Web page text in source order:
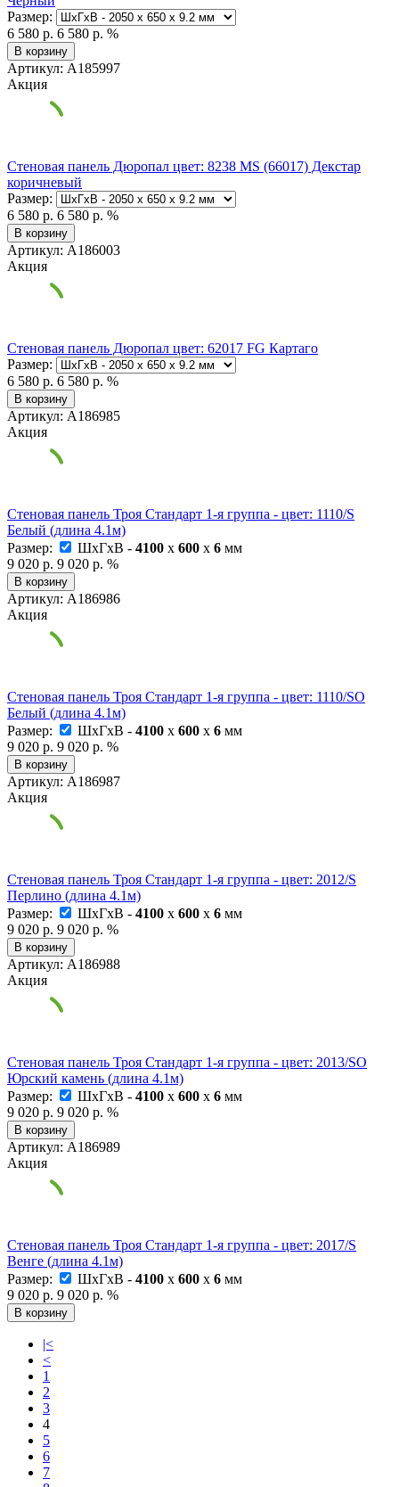
Размер:
6 580 р. 6 580 р. %
В корзину
Артикул: А185997
Акция
Стеновая панель Дюропал цвет: 8238 MS (66017) Декстар
коричневый
Размер:
6 580 р. 6 580 р. %
В корзину
Артикул: А186003
Акция
Стеновая панель Дюропал цвет: 62017 FG Картаго
Размер:
6 580 р. 6 580 р. %
В корзину
Артикул: А186985
Акция
Стеновая панель Троя Стандарт 1-я группа - цвет: 1110/S
Белый (длина 4.1м)
Размер:
ШxГxВ - 4100 x 600 x 6 мм
9 020 р. 9 020 р. %
В корзину
Артикул: А186986
Акция
Стеновая панель Троя Стандарт 1-я группа - цвет: 1110/SO
Белый (длина 4.1м)
Размер:
ШxГxВ - 4100 x 600 x 6 мм
9 020 р. 9 020 р. %
В корзину
Артикул: А186987
Акция
Стеновая панель Троя Стандарт 1-я группа - цвет: 2012/S
Перлино (длина 4.1м)
Размер:
ШxГxВ - 4100 x 600 x 6 мм
9 020 р. 9 020 р. %
В корзину
Артикул: А186988
Акция
Стеновая панель Троя Стандарт 1-я группа - цвет: 2013/SO
Юрский камень (длина 4.1м)
Размер:
ШxГxВ - 4100 x 600 x 6 мм
9 020 р. 9 020 р. %
В корзину
Артикул: А186989
Акция
Стеновая панель Троя Стандарт 1-я группа - цвет: 2017/S
Венге (длина 4.1м)
Размер:
ШxГxВ - 4100 x 600 x 6 мм
9 020 р. 9 020 р. %
В корзину
|<
<
1
2
3
4
5
6
7